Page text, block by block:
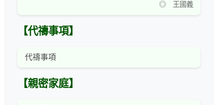
◎ 王國義
【代禱事項】
代禱事項
【親密家庭】